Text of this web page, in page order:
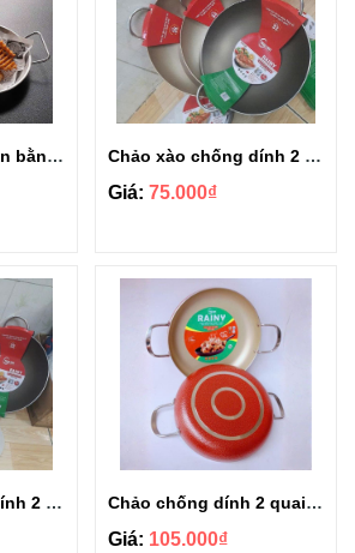
Chảo Paella hải sản bằng thép không gỉ size 18cm Bạc Chảo xào chống dính 2 quai Rainy to gather size 24cm
Giá: 75.000₫
Chảo xào chống dính 2 quai Rainy to gather size 32cm Chảo chống dính 2 quai inox Rainy Royal Luxury 22cm RNI-22TT
Giá: 105.000₫